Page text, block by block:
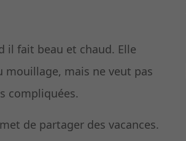
il fait beau et chaud. Elle
mais ne veut pas
compliquées.
de partager des vacances.